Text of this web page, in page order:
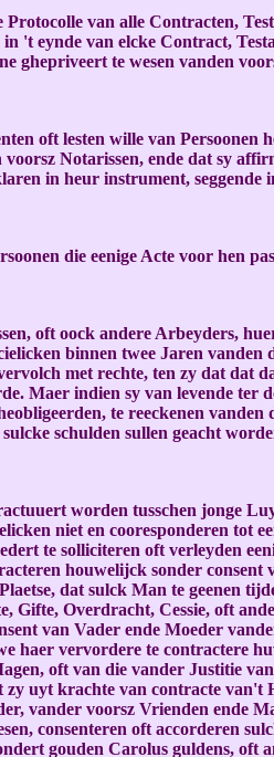
van alle Contracten,
't eynde van elcke Contract,
ghepriveert te wesen vanden
oft lesten wille van Persoonen
Notarissen, ende dat sy
in heur instrument, seggende
die eenige Acte voor hen
oft oock andere Arbeyders,
binnen twee Jaren vanden
met rechte, ten zy dat dat
Maer indien sy van levende ter
te reeckenen vanden
schulden sullen geacht
worden tusschen jonge
niet en cooresponderen tot
te solliciteren oft verleyden
houwelijck sonder consent
dat sulck Man te geenen
Gifte, Overdracht, Cessie, oft
van Vader ende Moeder
haer vervordere te contractere
oft van die vander Justitie
zy uyt krachte van contracte van't
vander voorsz Vrienden ende
consenteren oft accorderen
gouden Carolus guldens, oft